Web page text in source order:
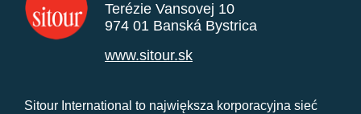
Terézie Vansovej 10
974 01 Banská Bystrica
www.sitour.sk
Sitour International to największa korporacyjna sieć